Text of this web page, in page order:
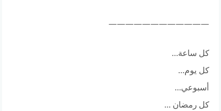
————————————
كل ساعة…
كل يوم…
أسبوعي…
كل رمضان …